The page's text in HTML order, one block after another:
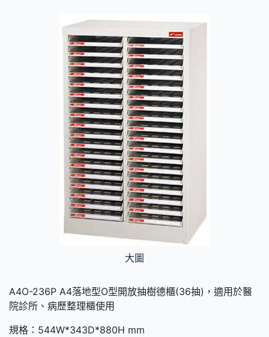
大圖
A4O-236P A4落地型O型開放抽樹德櫃(36抽)，適用於醫
院診所、病歷整理櫃使用
規格：544W*343D*880H mm